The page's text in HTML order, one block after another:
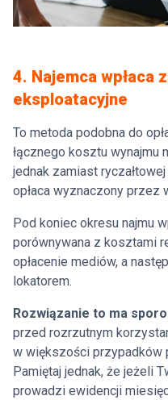
4. Najemca wpłaca
eksploatacyjne
To metoda podobna do
łącznego kosztu wynajmu
jednak zamiast
opłaca wyznaczony przez
Pod koniec okresu najmu
porównywana z kosztami
opłacenie mediów, a
lokatorem.
Rozwiązanie to ma
przed rozrzutnym
w większości przypadków
Pamiętaj jednak, że jeżeli
prowadzi ewidencji